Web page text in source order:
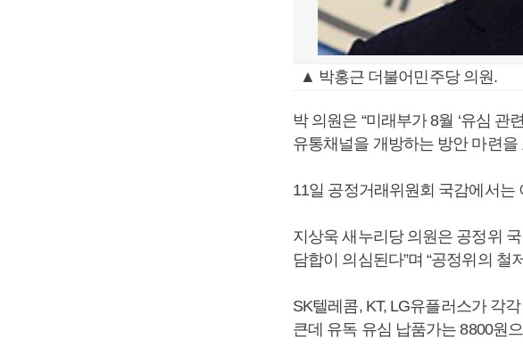
▲ 박홍근 더불어민주당 의원.
박 의원은 “미래부가 8월 ‘유심 관
유통채널을 개방하는 방안 마련
11일 공정거래위원회 국감에서는
지상욱 새누리당 의원은 공정위
담합이 의심된다”며 “공정위의 철
SK텔레콤, KT, LG유플러스가 각
큰데 유독 유심 납품가는 8800원